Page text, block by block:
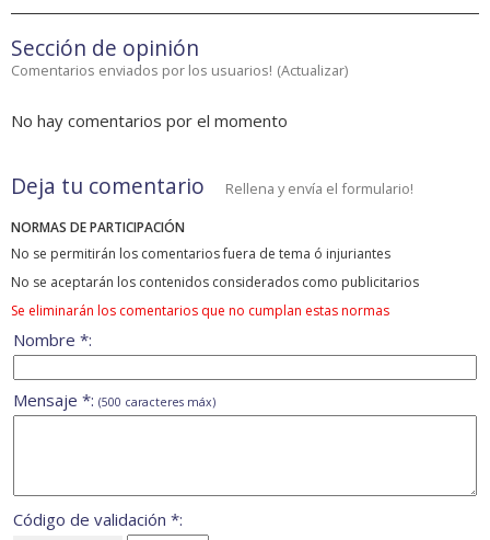
Sección de opinión
Comentarios enviados por los usuarios! (Actualizar)
No hay comentarios por el momento
Deja tu comentario Rellena y envía el formulario!
NORMAS DE PARTICIPACIÓN
No se permitirán los comentarios fuera de tema ó injuriantes
No se aceptarán los contenidos considerados como publicitarios
Se eliminarán los comentarios que no cumplan estas normas
Nombre *:
Mensaje *: (500 caracteres máx)
Código de validación *: